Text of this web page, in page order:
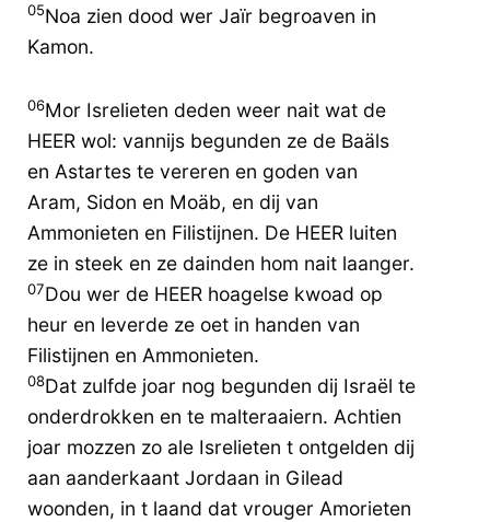
05Noa zien dood wer Jaïr begroaven in
Kamon.
06Mor Isrelieten deden weer nait wat de
HEER wol: vannijs begunden ze de Baäls
en Astartes te vereren en goden van
Aram, Sidon en Moäb, en dij van
Ammonieten en Filistijnen. De HEER luiten
ze in steek en ze dainden hom nait laanger.
07Dou wer de HEER hoagelse kwoad op
heur en leverde ze oet in handen van
Filistijnen en Ammonieten.
08Dat zulfde joar nog begunden dij Israël te
onderdrokken en te malteraaiern. Achtien
joar mozzen zo ale Isrelieten t ontgelden dij
aan aanderkaant Jordaan in Gilead
woonden, in t laand dat vrouger Amorieten